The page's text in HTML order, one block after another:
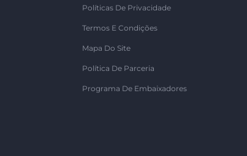
Políticas De Privacidade
Termos E Condições
Mapa Do Site
Política De Parceria
Programa De Embaixadores